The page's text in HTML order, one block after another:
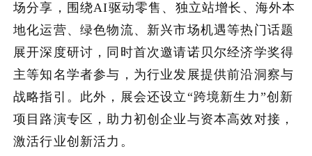
场分享，围绕AI驱动零售、独立站增长、海外本
地化运营、绿色物流、新兴市场机遇等热门话题
展开深度研讨，同时首次邀请诺贝尔经济学奖得
主等知名学者参与，为行业发展提供前沿洞察与
战略指引。此外，展会还设立“跨境新生力”创新
项目路演专区，助力初创企业与资本高效对接，
激活行业创新活力。